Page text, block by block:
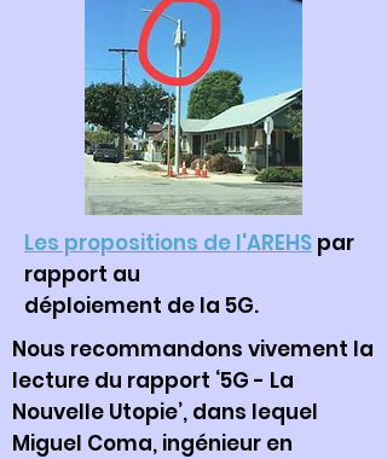
Les propositions de l'AREHS par
rapport au
déploiement de la 5G.
Nous recommandons vivement la
lecture du rapport ‘5G - La
Nouvelle Utopie’, dans lequel
Miguel Coma, ingénieur en